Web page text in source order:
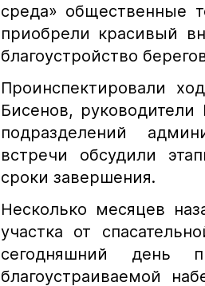
среда» общественные
приобрели красивый
благоустройство
Проинспектировали
Бисенов, руководители
подразделений
встречи обсудили
сроки завершения.
Несколько месяцев
участка от
сегодняшний день
благоустраиваемой